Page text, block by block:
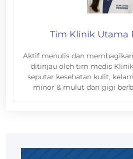
Tim Klinik Utama
Aktif menulis dan
ditinjau oleh tim medis
seputar kesehatan kulit,
minor & mulut dan gigi